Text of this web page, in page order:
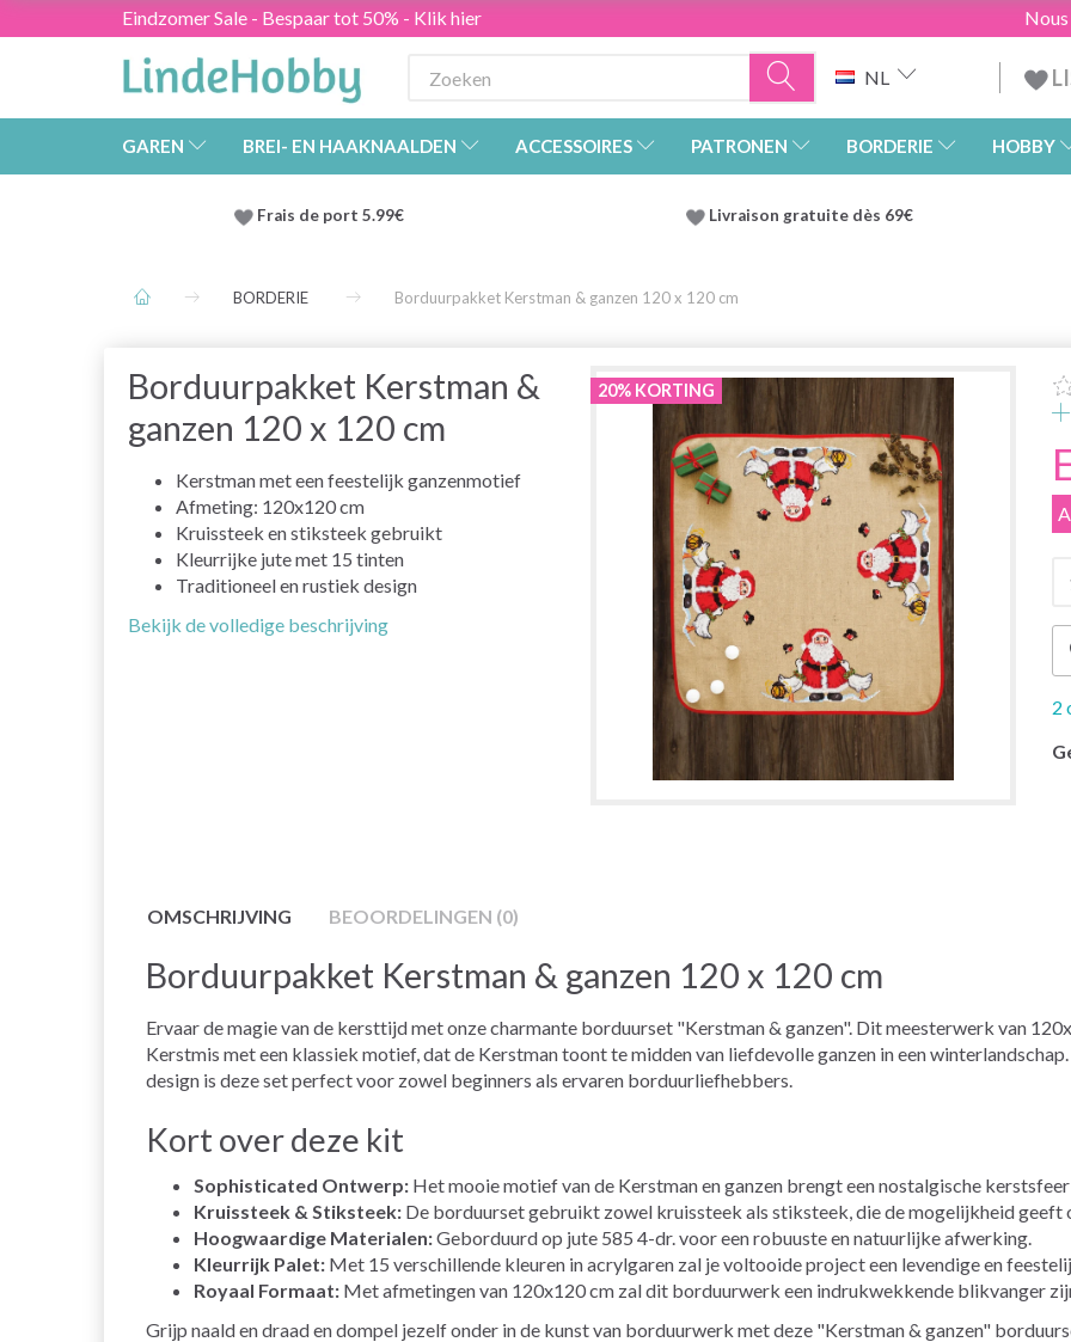
Eindzomer Sale - Bespaar tot 50% - Klik hier
NL
GAREN BREI- EN HAAKNAALDEN ACCESSOIRES PATRONEN BORDERIE HOBBY
Frais de port 5.99€ Livraison gratuite dès 69€
BORDERIE Borduurpakket Kerstman & ganzen 120 x 120 cm
Borduurpakket Kerstman &
ganzen 120 x 120 cm
Kerstman met een feestelijk ganzenmotief
Afmeting: 120x120 cm
Kruissteek en stiksteek gebruikt
Kleurrijke jute met 15 tinten
Traditioneel en rustiek design
Bekijk de volledige beschrijving
20% KORTING
2
OMSCHRIJVING BEOORDELINGEN (0)
Borduurpakket Kerstman & ganzen 120 x 120 cm
Ervaar de magie van de kersttijd met onze charmante borduurset "Kerstman & ganzen". Dit meesterwerk van
Kerstmis met een klassiek motief, dat de Kerstman toont te midden van liefdevolle ganzen in een
design is deze set perfect voor zowel beginners als ervaren borduurliefhebbers.
Kort over deze kit
Sophisticated Ontwerp: Het mooie motief van de Kerstman en ganzen brengt een nostalgische
Kruissteek & Stiksteek: De borduurset gebruikt zowel kruissteek als stiksteek, die de mogelijkheid geeft
Hoogwaardige Materialen:Geborduurd op jute 585 4-dr. voor een robuuste en natuurlijke afwerking.
Kleurrijk Palet: Met 15 verschillende kleuren in acrylgaren zal je voltooide project een levendige en
Royaal Formaat: Met afmetingen van 120x120 cm zal dit borduurwerk een indrukwekkende blikvanger
Grijp naald en draad en dompel jezelf onder in de kunst van borduurwerk met deze "Kerstman & ganzen"